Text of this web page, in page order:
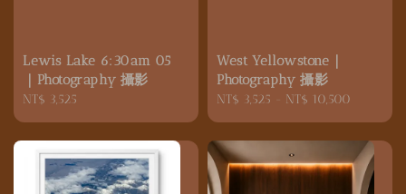
Lewis Lake 6:30am 05
｜Photography 攝影
Regular
NT$ 3,525
West Yellowstone｜
Photography 攝影
Regular
NT$ 3,525 NT$ 10,500